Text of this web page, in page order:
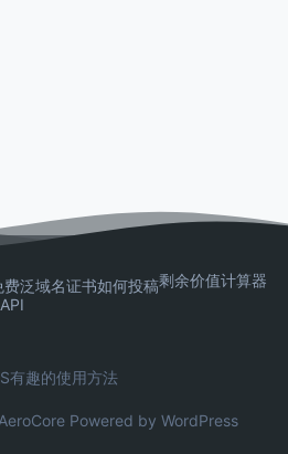
费泛域名证书如何投稿剩余价值计算器
有趣的使用方法
AeroCore Powered by WordPress